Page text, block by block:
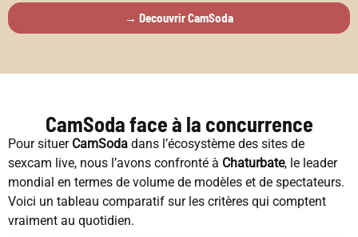
→ Decouvrir CamSoda
CamSoda face à la concurrence
Pour situer CamSoda dans l’écosystème des sites de
sexcam live, nous l’avons confronté à Chaturbate, le leader
mondial en termes de volume de modèles et de spectateurs.
Voici un tableau comparatif sur les critères qui comptent
vraiment au quotidien.